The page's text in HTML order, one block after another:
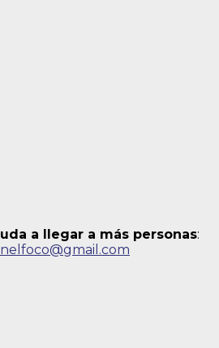
a llegar a más personas: